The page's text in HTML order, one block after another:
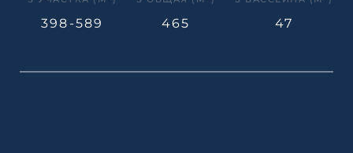
398-589 465 47